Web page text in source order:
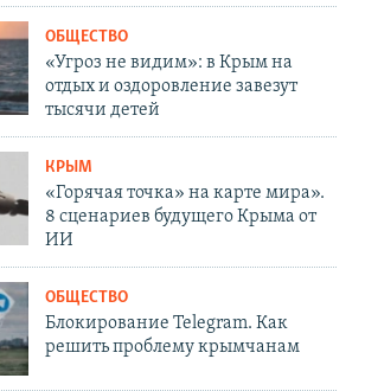
ОБЩЕСТВО
«Угроз не видим»: в Крым на
отдых и оздоровление завезут
тысячи детей
КРЫМ
«Горячая точка» на карте мира».
8 сценариев будущего Крыма от
ИИ
ОБЩЕСТВО
Блокирование Telegram. Как
решить проблему крымчанам